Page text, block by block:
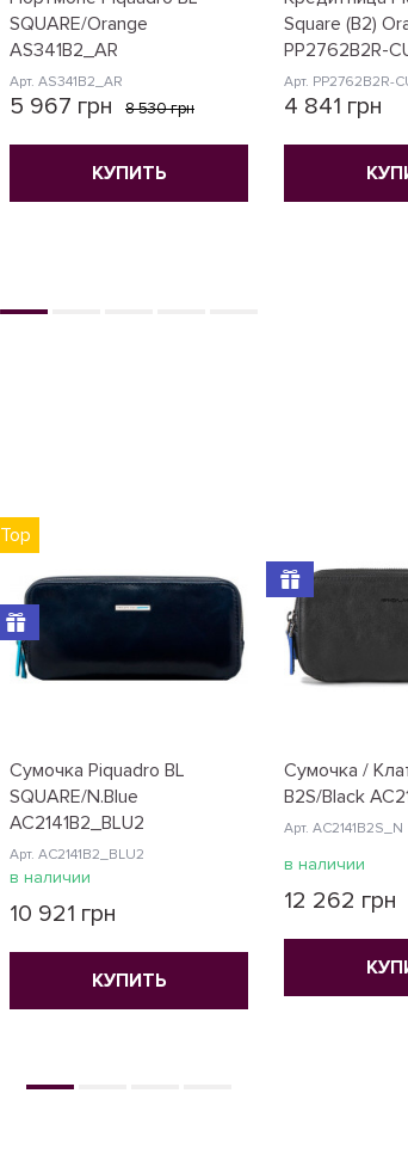
SQUARE/Orange
AS341B2_AR
Арт. AS341B2_AR
5 967 грн 8 530 грн
КУПИТЬ
Square (B2)
PP2762B2R-
Арт. PP2762B2R-
4 841 грн
Сумочка Piquadro BL
SQUARE/N.Blue
AC2141B2_BLU2
Арт. AC2141B2_BLU2
Top
в наличии
10 921 грн
КУПИТЬ
Сумочка /
B2S/Black
Арт. AC2141B2S_N
в наличии
12 262 грн